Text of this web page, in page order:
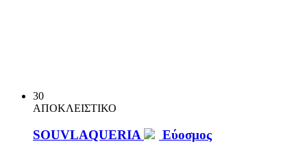
30
ΑΠΟΚΛΕΙΣΤΙΚΟ
SOUVLAQUERIA Εύοσμος